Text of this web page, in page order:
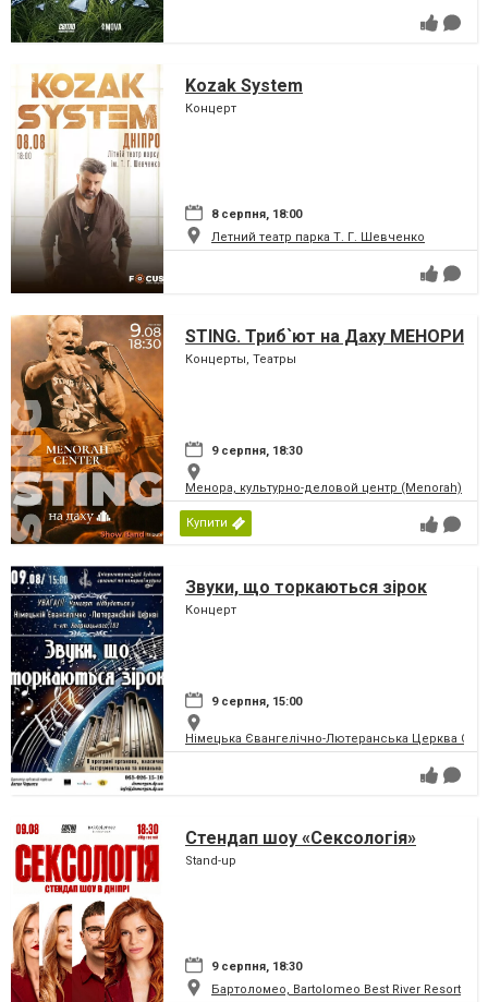
Kozak System
Концерт
8 серпня, 18:00
Летний театр парка Т. Г. Шевченко
STING. Триб`ют на Даху МЕНОРИ
Концерты, Театры
9 серпня, 18:30
Менора, культурно-деловой центр (Menorah)
Купити
Звуки, що торкаються зірок
Концерт
9 серпня, 15:00
Німецька Євангелічно-Лютеранська Церква
Стендап шоу «Сексологія»
Stand-up
9 серпня, 18:30
Бартоломео, Bartolomeo Best River Resort